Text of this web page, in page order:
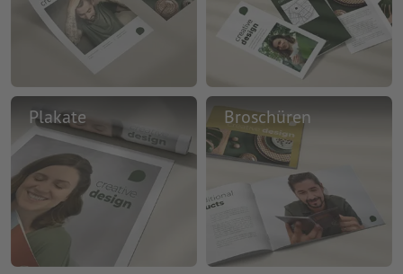
Plakate Broschüren